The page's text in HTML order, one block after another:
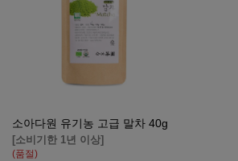
소아다원 유기농 고급 말차 40g
[소비기한 1년 이상]
(품절)